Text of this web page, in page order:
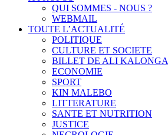
QUI SOMMES - NOUS ?
WEBMAIL
TOUTE L’ACTUALITÉ
POLITIQUE
CULTURE ET SOCIETE
BILLET DE ALI KALONGA
ECONOMIE
SPORT
KIN MALEBO
LITTERATURE
SANTE ET NUTRITION
JUSTICE